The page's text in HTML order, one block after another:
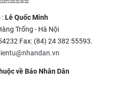
:Lê Quốc Minh
Trống - Hà Nội
Fax: (84) 24 382 55593.
về Báo Nhân Dân